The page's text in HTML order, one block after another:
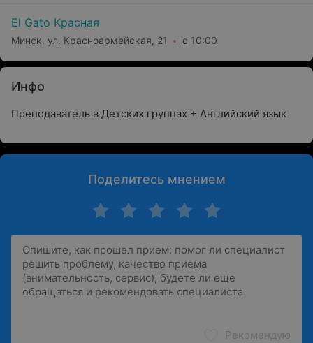
El Gato Красная
Минск, ул. Красноармейская, 21 с 10:00
Инфо
Преподаватель в Детских группах + Английский язык
Поделитесь мнением
Рекомендую